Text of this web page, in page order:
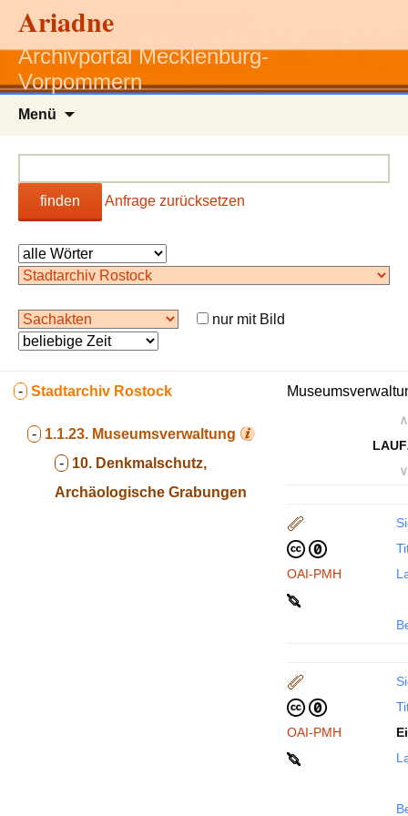
Ariadne
Archivportal Mecklenburg-
Vorpommern
Menü
finden Anfrage zurücksetzen
nur mit Bild
- Stadtarchiv Rostock
- 1.1.23. Museumsverwaltung
- 10. Denkmalschutz,
Archäologische Grabungen
∧
∨
OAI-PMH
OAI-PMH